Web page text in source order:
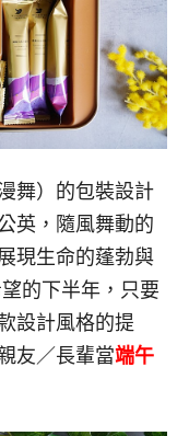
舞）的包裝設計
英，隨風舞動的
現生命的蓬勃與
的下半年，只要
設計風格的提
友／長輩當端午